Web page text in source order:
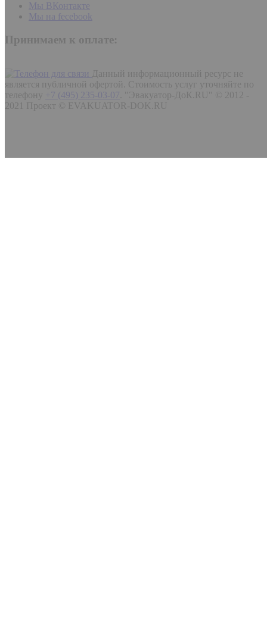
Мы ВКонтакте
Мы на fecebook
Принимаем к оплате:
Данный информационный ресурс не
является публичной офертой. Стоимость услуг уточняйте по
телефону
+7 (495) 235-03-07 "Эвакуатор-ДоК.RU" © 2012 -
2021 Проект © EVAKUATOR-DOK.RU